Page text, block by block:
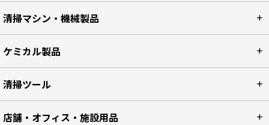
清掃マシン・機械製品
ケミカル製品
清掃ツール
店舗・オフィス・施設用品